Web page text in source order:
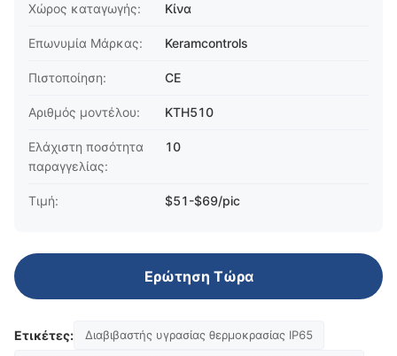
Χώρος καταγωγής: Κίνα
Επωνυμία Μάρκας: Keramcontrols
Πιστοποίηση: CE
Αριθμός μοντέλου: KTH510
Ελάχιστη ποσότητα
παραγγελίας:
10
Τιμή: $51-$69/pic
Ερώτηση Τώρα
Ετικέτες: Διαβιβαστής υγρασίας θερμοκρασίας IP65